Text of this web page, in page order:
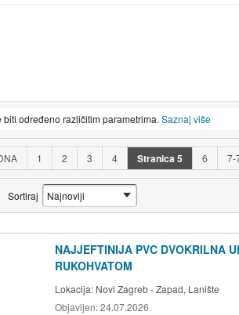
određeno različitim parametrima.Saznaj više
1 2 3 4 Stranica5 6 7-
Sortiraj
NAJJEFTINIJA PVC DVOKRILNA
RUKOHVATOM
Lokacija: Novi Zagreb - Zapad, Lanište
Objavljen:24.07.2026.